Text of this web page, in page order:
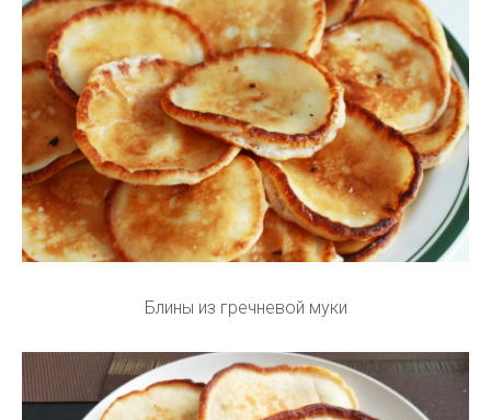
Блины из гречневой муки